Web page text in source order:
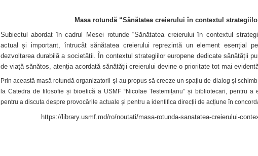
Masa rotundă “Sănătatea creierului în contextul
Subiectul abordat în cadrul Mesei rotunde “Sănătatea creierului în contextul
actual și important, întrucât sănătatea creierului reprezintă un element esențial
dezvoltarea durabilă a societății. În contextul strategiilor europene dedicate sănătății
de viață sănătos, atenția acordată sănătății creierului devine o prioritate tot mai
Prin această masă rotundă organizatorii şi-au propus să creeze un spațiu de dialog și
la Catedra de filosofie și bioetică a USMF “Nicolae Testemițanu” și bibliotecari, pentru a
pentru a discuta despre provocările actuale și pentru a identifica direcții de acțiune în
https://library.usmf.md/ro/noutati/masa-rotunda-sanatatea-creierului-